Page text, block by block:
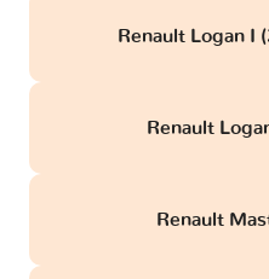
Renault Logan I
Renault
Renault